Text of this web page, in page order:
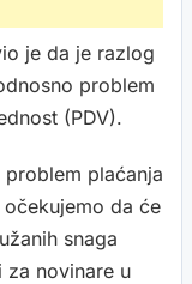
je da je razlog
problem
(PDV).
plaćanja
očekujemo da će
snaga
za novinare u